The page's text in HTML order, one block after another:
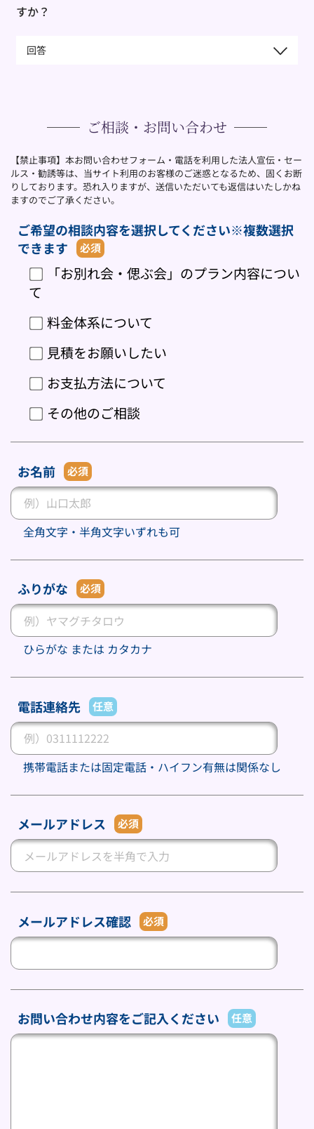
すか？
回答
ご相談・お問い合わせ
【禁止事項】本お問い合わせフォーム・電話を利用した法人宣伝・セー
ルス・勧誘等は、当サイト利用のお客様のご迷惑となるため、固くお断
りしております。恐れ入りますが、送信いただいても返信はいたしかね
ますのでご了承ください。
ご希望の相談内容を選択してください※複数選択
できます
必須
「お別れ会・偲ぶ会」のプラン内容につい
て
料金体系について
見積をお願いしたい
お支払方法について
その他のご相談
お名前 必須
全角文字・半角文字いずれも可
ふりがな 必須
ひらがな または カタカナ
電話連絡先 任意
携帯電話または固定電話・ハイフン有無は関係なし
メールアドレス 必須
メールアドレス確認 必須
お問い合わせ内容をご記入ください 任意